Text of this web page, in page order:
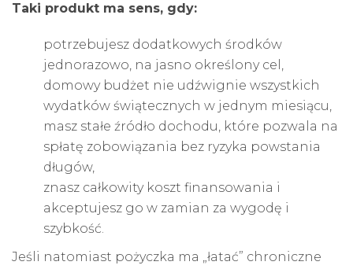
Taki produkt ma sens, gdy:
potrzebujesz dodatkowych środków
jednorazowo, na jasno określony cel,
domowy budżet nie udźwignie wszystkich
wydatków świątecznych w jednym miesiącu,
masz stałe źródło dochodu, które pozwala na
spłatę zobowiązania bez ryzyka powstania
długów,
znasz całkowity koszt finansowania i
akceptujesz go w zamian za wygodę i
szybkość.
Jeśli natomiast pożyczka ma „łatać” chroniczne